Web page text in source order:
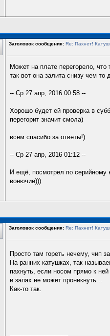
Заголовок сообщения: Re: Пахнет!
Может на плате перегорело,
так вот она залита снизу чем
-- Ср 27 апр, 2016 00:58 --
Хорошо будет ей проверка в
перегорит значит смола)
всем спасибо за ответы!)
-- Ср 27 апр, 2016 01:12 --
И ещё, посмотрел по серийному
вонючие)))
Заголовок сообщения: Re: Пахнет!
Просто там гореть нечему, чип
На ранних катушках, так
пахнуть, если носом прямо к
и запах не может проникнуть...
Как-то так.